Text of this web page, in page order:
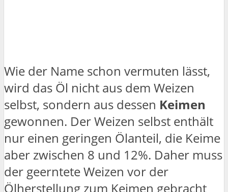
Wie der Name schon vermuten lässt,
wird das Öl nicht aus dem Weizen
selbst, sondern aus dessen Keimen
gewonnen. Der Weizen selbst enthält
nur einen geringen Ölanteil, die Keime
aber zwischen 8 und 12%. Daher muss
der geerntete Weizen vor der
Ölherstellung zum Keimen gebracht